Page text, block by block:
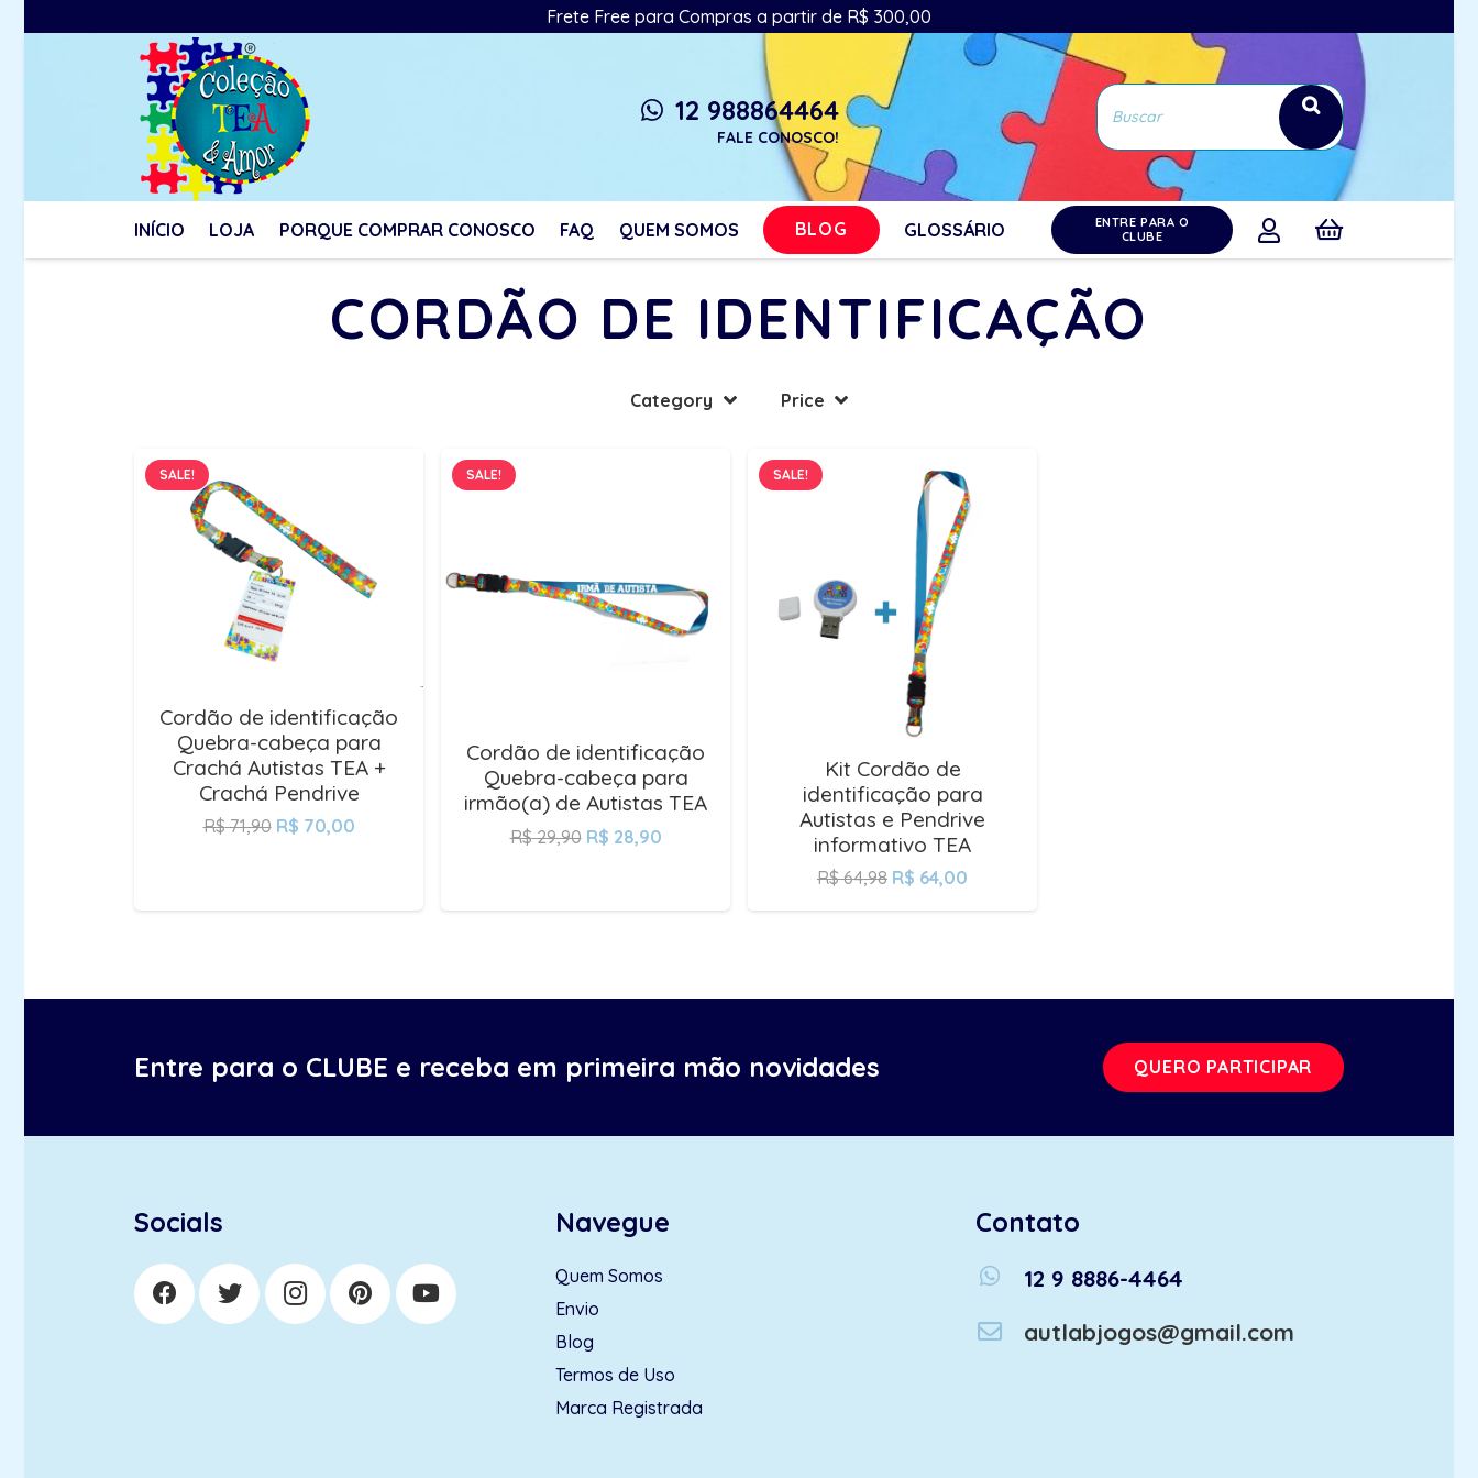
Frete Free para Compras a partir de R$ 300,00
whatsapp 12 988864464
FALE CONOSCO!
INÍCIO LOJA PORQUE COMPRAR CONOSCO FAQ QUEM SOMOS BLOG GLOSSÁRIO
ENTRE PARA O
CLUBE
CORDÃO DE IDENTIFICAÇÃO
Category Price
SALE!
Cordão de identificação
Quebra-cabeça para
Crachá Autistas TEA +
Crachá Pendrive
R$71,90 R$ 70,00
SALE!
Cordão de identificação
Quebra-cabeça para
irmão(a) de Autistas TEA
R$29,90 R$ 28,90
SALE!
Kit Cordão de
identificação para
Autistas e Pendrive
informativo TEA
R$64,98 R$ 64,00
Entre para o CLUBE e receba em primeira mão novidades QUERO PARTICIPAR
Socials Navegue
Quem Somos
Envio
Blog
Termos de Uso
Marca Registrada
Contato
whatsapp
12 9 8886-4464
autlabjogos@gmail.com